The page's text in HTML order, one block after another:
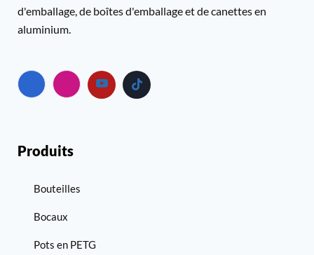
d'emballage, de boîtes d'emballage et de canettes en
aluminium.
Produits
Bouteilles
Bocaux
Pots en PETG